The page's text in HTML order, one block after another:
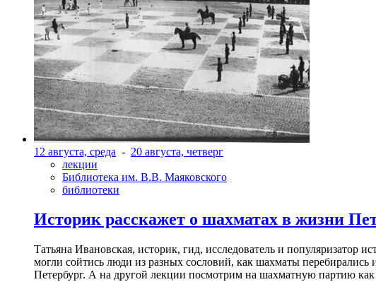
12 августа, среда - 20 августа, четверг
лекции
Библиотека им. В.В. Маяковского
библиотеки
Историк расскажет о шахматах в жизни
Татьяна Ивановская, историк, гид, исследователь и популяризатор
могли сойтись люди из разных сословий, как шахматы
Петербург. А на другой лекции посмотрим на шахматную партию как